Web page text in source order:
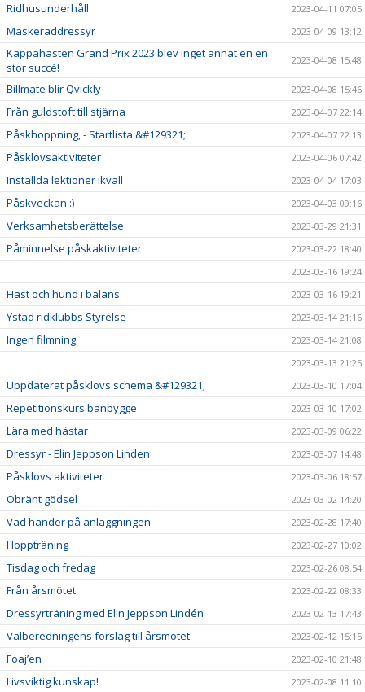
Ridhusunderhåll 2023-04-11 07:05
Maskeraddressyr 2023-04-09 13:12
Käppahästen Grand Prix 2023 blev inget annat en en
stor succé!
2023-04-08 15:48
Billmate blir Qvickly 2023-04-08 15:46
Från guldstoft till stjärna 2023-04-07 22:14
Påskhoppning, - Startlista &#129321; 2023-04-07 22:13
Påsklovsaktiviteter 2023-04-06 07:42
Inställda lektioner ikväll 2023-04-04 17:03
Påskveckan :) 2023-04-03 09:16
Verksamhetsberättelse 2023-03-29 21:31
Påminnelse påskaktiviteter
2023-03-22 18:40
2023-03-16 19:24
Häst och hund i balans 2023-03-16 19:21
Ystad ridklubbs Styrelse 2023-03-14 21:16
Ingen filmning
2023-03-14 21:08
2023-03-13 21:25
Uppdaterat påsklovs schema &#129321; 2023-03-10 17:04
Repetitionskurs banbygge 2023-03-10 17:02
Lära med hästar 2023-03-09 06:22
Dressyr - Elin Jeppson Linden 2023-03-07 14:48
Påsklovs aktiviteter 2023-03-06 18:57
Obränt gödsel 2023-03-02 14:20
Vad händer på anläggningen 2023-02-28 17:40
Hoppträning 2023-02-27 10:02
Tisdag och fredag 2023-02-26 08:54
Från årsmötet 2023-02-22 08:33
Dressyrträning med Elin Jeppson Lindén 2023-02-13 17:43
Valberedningens förslag till årsmötet 2023-02-12 15:15
Foaj’en 2023-02-10 21:48
Livsviktig kunskap! 2023-02-08 11:10